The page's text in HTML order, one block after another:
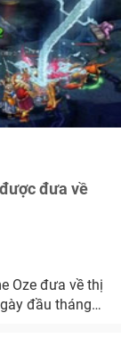
đưa về
Oze đưa về thị
đầu tháng 9